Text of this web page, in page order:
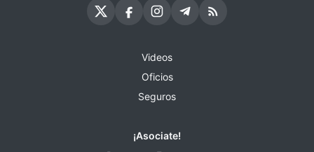
Videos
Oficios
Seguros
¡Asociate!